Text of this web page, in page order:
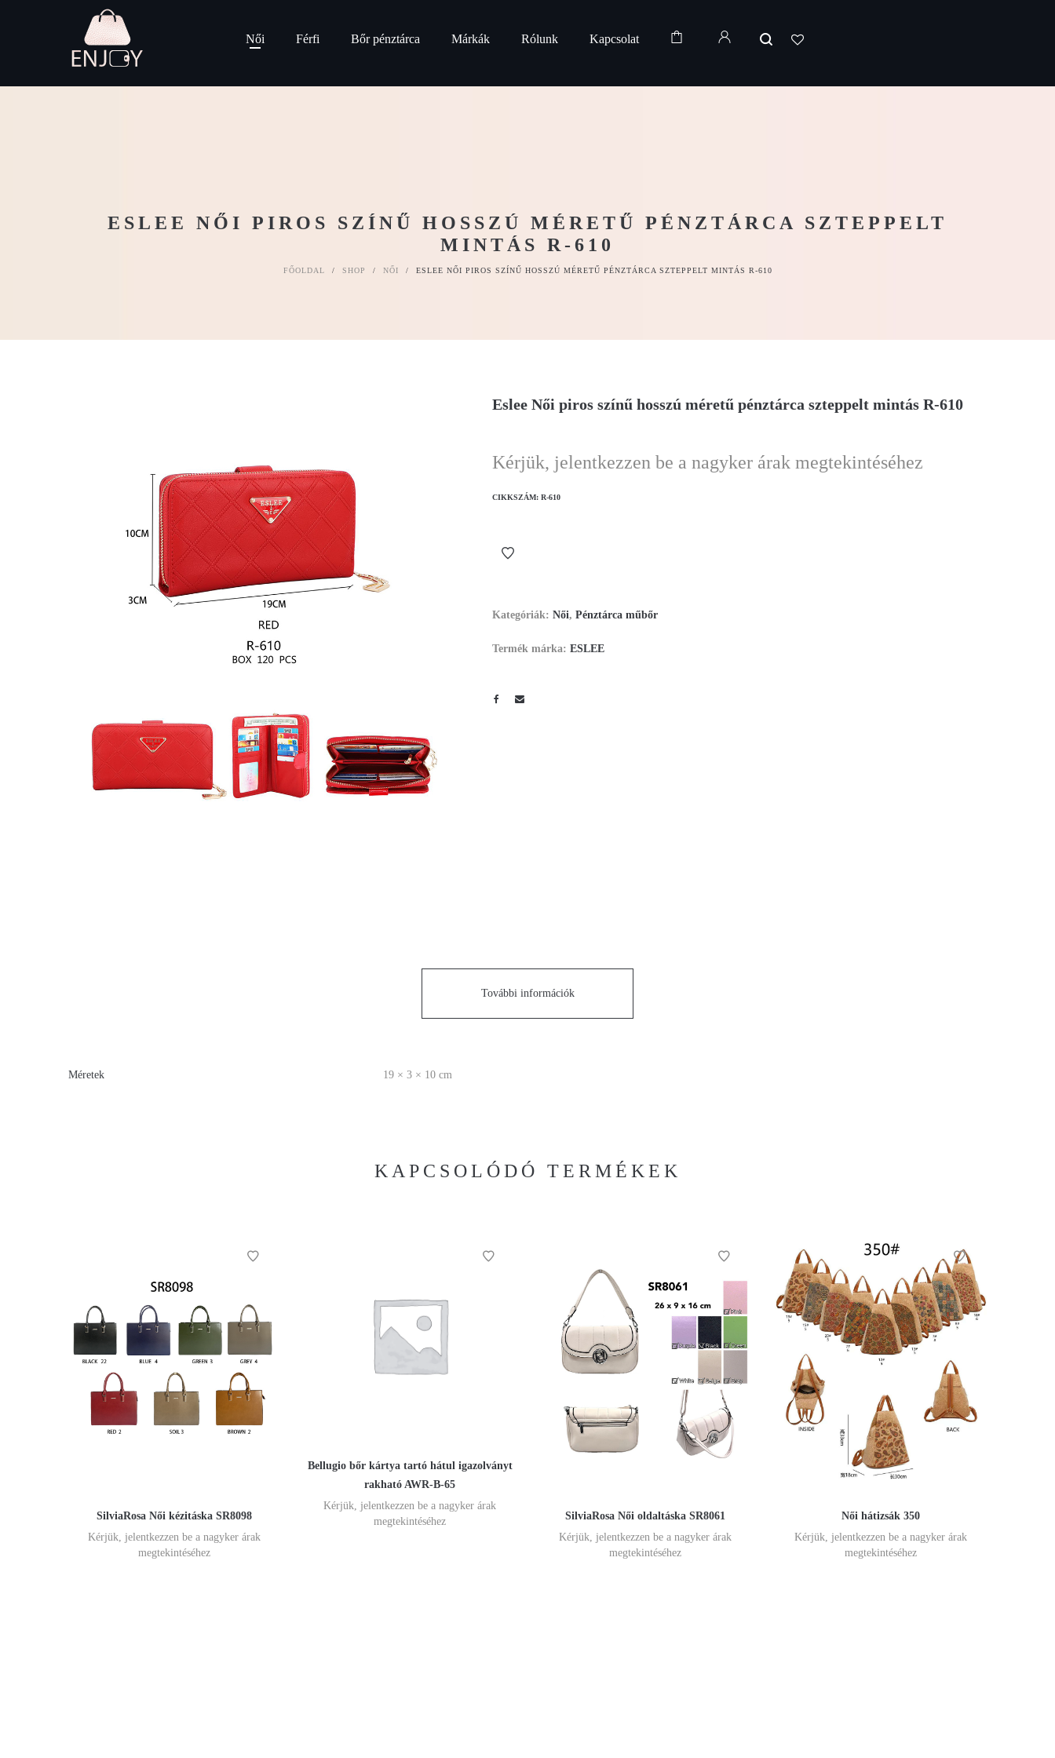
Női Férfi Bőr pénztárca Márkák Rólunk Kapcsolat
ESLEE NŐI PIROS SZÍNŰ HOSSZÚ MÉRETŰ PÉNZTÁRCA SZTEPPELT
MINTÁS R-610
FŐOLDAL / SHOP / NŐI / ESLEE NŐI PIROS SZÍNŰ HOSSZÚ MÉRETŰ PÉNZTÁRCA SZTEPPELT MINTÁS R-610
Eslee Női piros színű hosszú méretű pénztárca szteppelt mintás R-610
Kérjük, jelentkezzen be a nagyker árak megtekintéséhez
CIKKSZÁM: R-610
Kategóriák: Női, Pénztárca műbőr
Termék márka: ESLEE
További információk
Méretek 19 × 3 × 10 cm
KAPCSOLÓDÓ TERMÉKEK
SilviaRosa Női kézitáska SR8098
Kérjük, jelentkezzen be a nagyker árak
megtekintéséhez
Bellugio bőr kártya tartó hátul igazolványt
rakható AWR-B-65
Kérjük, jelentkezzen be a nagyker árak
megtekintéséhez
SilviaRosa Női oldaltáska SR8061
Kérjük, jelentkezzen be a nagyker árak
megtekintéséhez
Női hátizsák 350
Kérjük, jelentkezzen be a nagyker árak
megtekintéséhez